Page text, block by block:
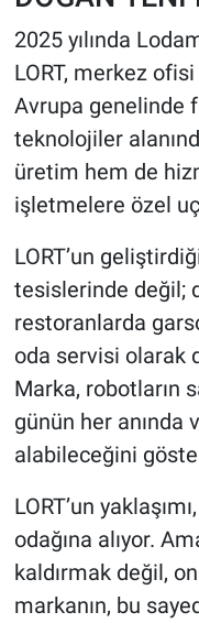
2025 yılında
LORT, merkez
Avrupa genelinde
teknolojiler
üretim hem de
işletmelere özel
LORT’un
tesislerinde değil;
restoranlarda
oda servisi olarak
Marka, robotların
günün her anında
alabileceğini
LORT’un
odağına alıyor.
kaldırmak değil,
markanın, bu